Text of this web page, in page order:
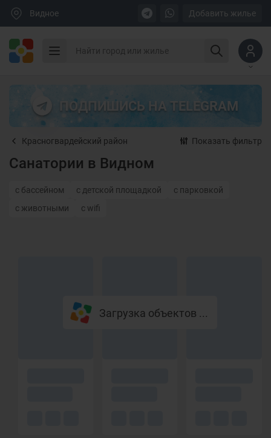
Видное Добавить жилье
ПОДПИШИСЬ НА TELEGRAM
Красногвардейский район Показать фильтр
Санатории в Видном
с бассейном с детской площадкой
с парковкой
с животными
с wifi
Загрузка объектов ...